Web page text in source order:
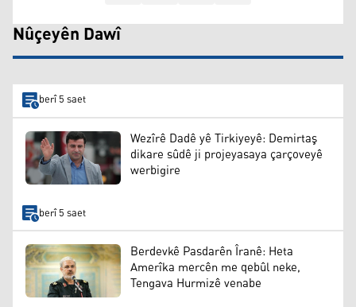
Nûçeyên Dawî
berî 5 saet
Wezîrê Dadê yê Tirkiyeyê: Demirtaş
dikare sûdê ji projeyasaya çarçoveyê
werbigire
berî 5 saet
Berdevkê Pasdarên Îranê: Heta
Amerîka mercên me qebûl neke,
Tengava Hurmizê venabe